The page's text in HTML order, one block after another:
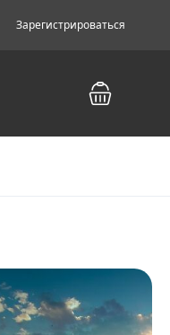
Зарегистрироваться